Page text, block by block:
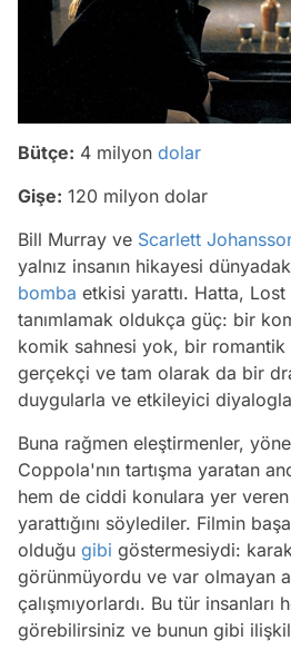
Bütçe: 4 milyon dolar
Gişe: 120 milyon dolar
Bill Murray ve Scarlett
yalnız insanın hikayesi
bomba etkisi yarattı. Hatta,
tanımlamak oldukça güç: bir
komik sahnesi yok, bir romantik
gerçekçi ve tam olarak da bir
duygularla ve etkileyici
Buna rağmen eleştirmenler,
Coppola'nın tartışma yaratan
hem de ciddi konulara yer
yarattığını söylediler. Filmin
olduğu gibi göstermesiydi:
görünmüyordu ve var olmayan
çalışmıyorlardı. Bu tür insanları
görebilirsiniz ve bunun gibi